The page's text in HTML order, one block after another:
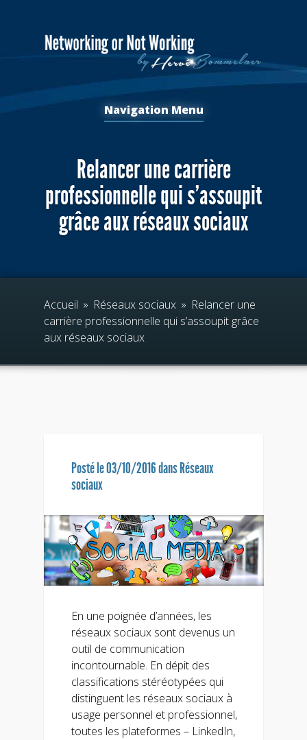
Navigation Menu
Relancer une carrière
professionnelle qui s’assoupit
grâce aux réseaux sociaux
Accueil » Réseaux sociaux » Relancer une
carrière professionnelle qui s’assoupit grâce
aux réseaux sociaux
Posté le 03/10/2016 dansRéseaux
sociaux
En une poignée d’années, les
réseaux sociaux sont devenus un
outil de communication
incontournable. En dépit des
classifications stéréotypées qui
distinguent les réseaux sociaux à
usage personnel et professionnel,
toutes les plateformes – LinkedIn,